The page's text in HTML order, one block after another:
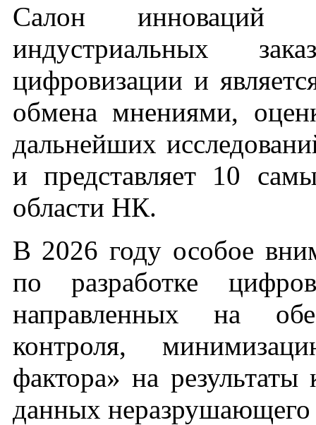
Салон инноваций
индустриальных
цифровизации и
обмена мнениями,
дальнейших
и представляет 10
области НК.
В 2026 году особое
по разработке
направленных на
контроля,
фактора» на
данных неразрушающего